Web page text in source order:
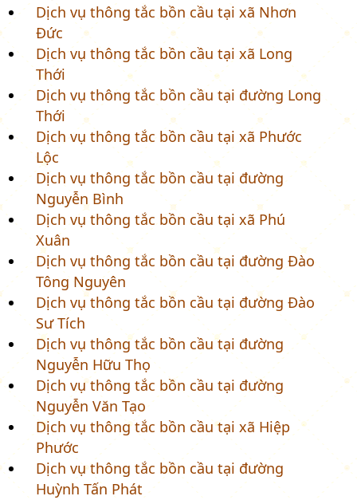
Dịch vụ thông tắc bồn cầu tại xã Nhơn
Đức
Dịch vụ thông tắc bồn cầu tại xã Long
Thới
Dịch vụ thông tắc bồn cầu tại đường Long
Thới
Dịch vụ thông tắc bồn cầu tại xã Phước
Lộc
Dịch vụ thông tắc bồn cầu tại đường
Nguyễn Bình
Dịch vụ thông tắc bồn cầu tại xã Phú
Xuân
Dịch vụ thông tắc bồn cầu tại đường Đào
Tông Nguyên
Dịch vụ thông tắc bồn cầu tại đường Đào
Sư Tích
Dịch vụ thông tắc bồn cầu tại đường
Nguyễn Hữu Thọ
Dịch vụ thông tắc bồn cầu tại đường
Nguyễn Văn Tạo
Dịch vụ thông tắc bồn cầu tại xã Hiệp
Phước
Dịch vụ thông tắc bồn cầu tại đường
Huỳnh Tấn Phát